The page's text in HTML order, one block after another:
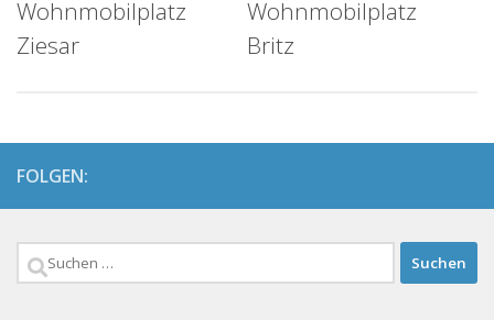
Wohnmobilplatz
Ziesar
Wohnmobilplatz
Britz
FOLGEN:
Suchen